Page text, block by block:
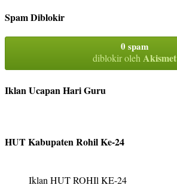
Spam Diblokir
0 spam
diblokir olehAkismet
Iklan Ucapan Hari Guru
HUT Kabupaten Rohil Ke-24
Iklan HUT ROHIl KE-24